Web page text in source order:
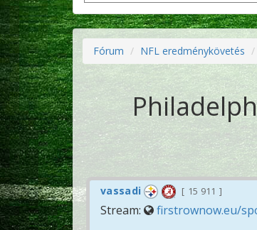
Fórum NFL eredménykövetés
vassadi 15 911
Stream: firstrownow.eu/